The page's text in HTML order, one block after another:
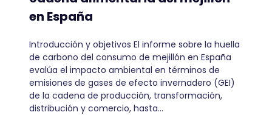
en España
Introducción y objetivos El informe sobre la huella
de carbono del consumo de mejillón en España
evalúa el impacto ambiental en términos de
emisiones de gases de efecto invernadero (GEI)
de la cadena de producción, transformación,
distribución y comercio, hasta…